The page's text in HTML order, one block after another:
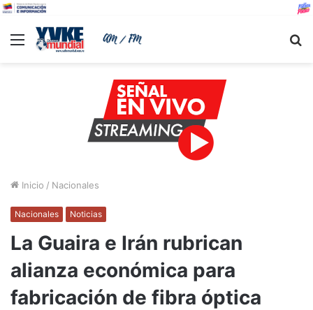
Menu
Inicio / Nacionales
Nacionales Noticias
La Guaira e Irán rubrican
alianza económica para
fabricación de fibra óptica